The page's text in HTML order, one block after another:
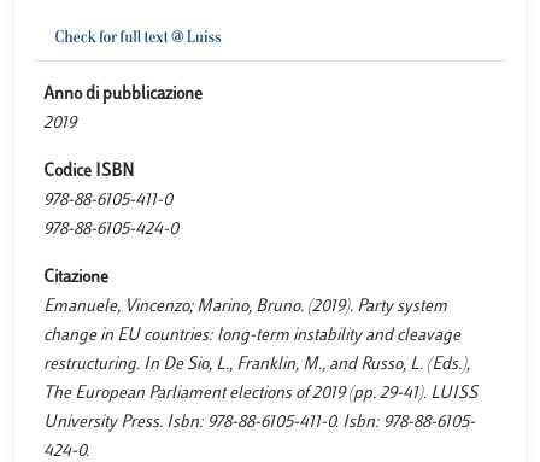
Anno di pubblicazione
2019
Codice ISBN
978-88-6105-411-0
978-88-6105-424-0
Citazione
Emanuele, Vincenzo; Marino, Bruno. (2019). Party system
change in EU countries: long-term instability and cleavage
restructuring. In De Sio, L., Franklin, M., and Russo, L. (Eds.),
The European Parliament elections of 2019 (pp. 29-41). LUISS
University Press. Isbn: 978-88-6105-411-0. Isbn: 978-88-6105-
424-0.